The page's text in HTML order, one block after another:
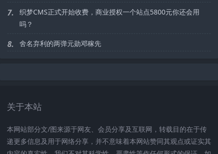
7.
织梦CMS正式开始收费，商业授权一个站点5800元你还会用
吗？
8. 舍名弃利的两弹元勋邓稼先
关于本站
本网站部分文/图来源于网友、会员分享及互联网，转载目的在于传
递更多信息及用于网络分享，并不意味着本网站赞同其观点或证实其